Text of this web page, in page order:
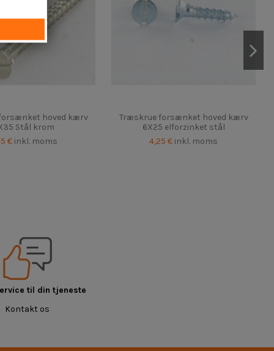
hoved kærv
Stål krom
€ inkl. moms
Træskrue forsænket hoved kærv
6X25 elforzinket stål
4,25 € inkl. moms
til din tjeneste
Kontakt os